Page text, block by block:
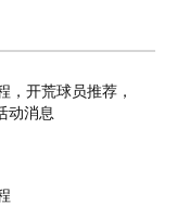
，开荒球员推荐，
动消息